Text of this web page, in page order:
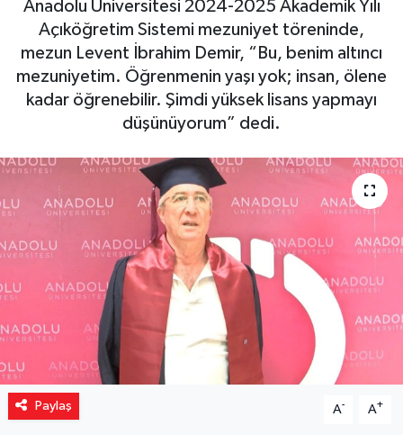
Anadolu Üniversitesi 2024-2025 Akademik Yılı
Açıköğretim Sistemi mezuniyet töreninde,
mezun Levent İbrahim Demir, “Bu, benim altıncı
mezuniyetim. Öğrenmenin yaşı yok; insan, ölene
kadar öğrenebilir. Şimdi yüksek lisans yapmayı
düşünüyorum” dedi.
Paylaş A- A+
Eğitim
Ekonomi
Sağlık
Tüm Manşetler
Son Dakika Haberleri
Haber Arşivi